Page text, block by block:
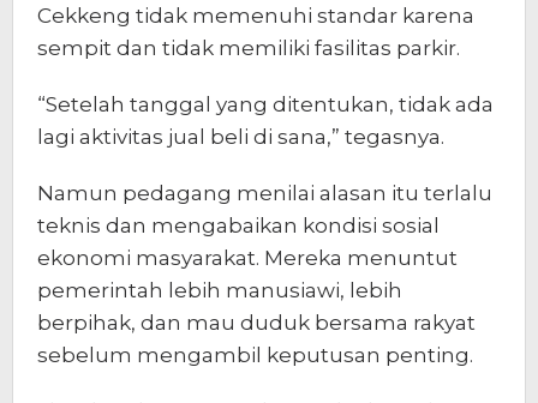
Cekkeng tidak memenuhi standar karena
sempit dan tidak memiliki fasilitas parkir.
“Setelah tanggal yang ditentukan, tidak ada
lagi aktivitas jual beli di sana,” tegasnya.
Namun pedagang menilai alasan itu terlalu
teknis dan mengabaikan kondisi sosial
ekonomi masyarakat. Mereka menuntut
pemerintah lebih manusiawi, lebih
berpihak, dan mau duduk bersama rakyat
sebelum mengambil keputusan penting.